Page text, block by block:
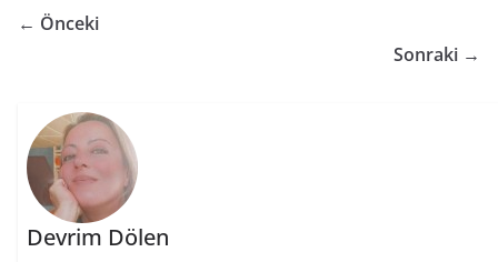
← Önceki
Sonraki →
Devrim Dölen